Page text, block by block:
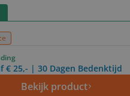
artikelen gevonden.
€ 25,- | 30 Dagen Bedenktijd
Bekijk product